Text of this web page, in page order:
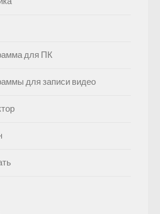
для ПК
для записи видео